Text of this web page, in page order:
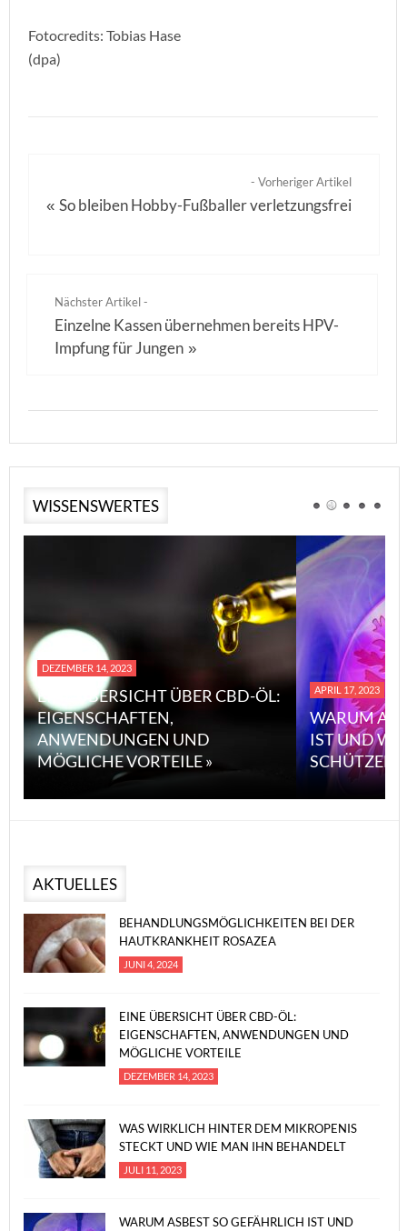
Fotocredits: Tobias Hase
(dpa)
- Vorheriger Artikel
«So bleiben Hobby-Fußballer verletzungsfrei
Nächster Artikel -
Einzelne Kassen übernehmen bereits HPV-
Impfung für Jungen »
WISSENSWERTES
DEZEMBER 14, 2023
EINE ÜBERSICHT ÜBER CBD-ÖL:
EIGENSCHAFTEN,
ANWENDUNGEN UND
MÖGLICHE VORTEILE »
APRIL 17, 2023
WARUM
IST UND WIE
SCHÜTZEN
AKTUELLES
BEHANDLUNGSMÖGLICHKEITEN BEI DER
HAUTKRANKHEIT ROSAZEA
JUNI 4, 2024
EINE ÜBERSICHT ÜBER CBD-ÖL:
EIGENSCHAFTEN, ANWENDUNGEN UND
MÖGLICHE VORTEILE
DEZEMBER 14, 2023
WAS WIRKLICH HINTER DEM MIKROPENIS
STECKT UND WIE MAN IHN BEHANDELT
JULI 11, 2023
WARUM ASBEST SO GEFÄHRLICH IST UND